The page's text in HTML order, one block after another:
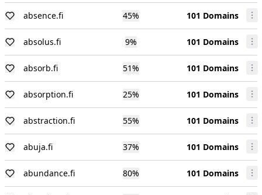
absence.fi 45% 101 Domains
absolus.fi 9% 101 Domains
absorb.fi 51% 101 Domains
absorption.fi 25% 101 Domains
abstraction.fi 55% 101 Domains
abuja.fi 37% 101 Domains
abundance.fi 80% 101 Domains